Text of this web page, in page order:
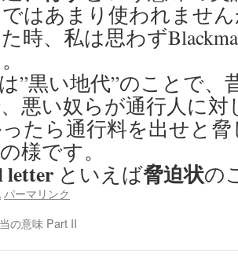
はあまり使われませ
時、私は思わず
”黒い地代”のことで、
悪い奴らが通行人に
たら通行料を出せと
様です。
letter といえば脅迫状の
パーマリンク
の意味 Part II